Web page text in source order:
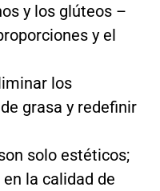
y los glúteos –
y el
los
grasa y redefinir
solo estéticos;
la calidad de